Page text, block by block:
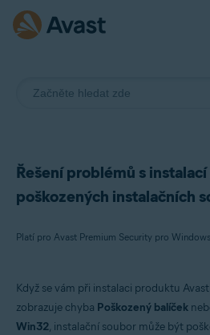
Řešení problémů s
poškozených instalačních
Avast Premium Security 21.x pro Windows
Když se vám při instalaci produktu
zobrazuje chyba Poškozený balíček
Win32, instalační soubor může být